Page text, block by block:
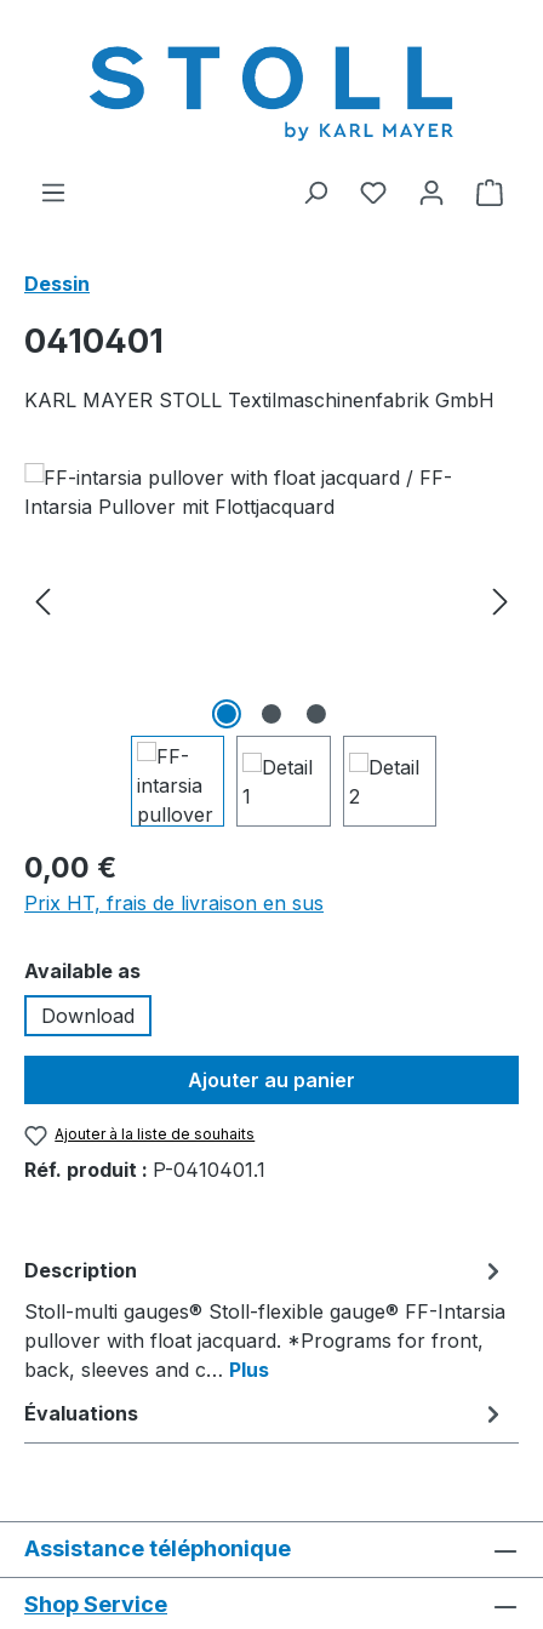
Vous avez 0Le
Dessin
0410401
KARL MAYER STOLL Textilmaschinenfabrik GmbH
Ignorer la galerie d'images
0,00 €
Prix HT, frais de livraison en sus
Sélectionnez
Available as
Download
Ajouter au panier
Ajouter à la liste de souhaits
Réf. produit : P-0410401.1
Description
Stoll-multi gauges® Stoll-flexible gauge® FF-Intarsia
pullover with float jacquard. *Programs for front,
back, sleeves and c… Plus
Évaluations
Assistance téléphonique
Shop Service